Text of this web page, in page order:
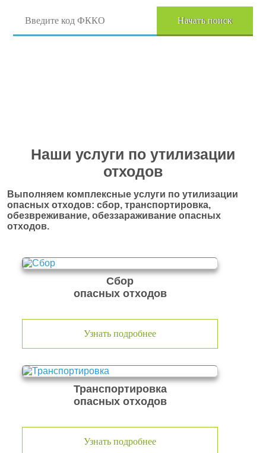
Начать поиск
Наши услуги по утилизации
отходов
Выполняем комплексные услуги по утилизации
опасных отходов: сбор, транспортировка,
обезвреживание, обеззараживание опасных
отходов.
Сбор
опасных отходов
Узнать подробнее
Транспортировка
опасных отходов
Узнать подробнее